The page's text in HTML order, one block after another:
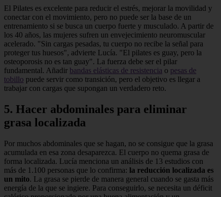
El Pilates es excelente para reducir el estrés, mejorar la movilidad y
conectar con el movimiento, pero no puede ser la base de un
entrenamiento si se busca un cuerpo fuerte y musculado. A partir de
los 40 años, las mujeres sufren un envejecimiento neuromuscular
acelerado. "Sin cargas pesadas, tu cuerpo no recibe la señal para
proteger tus huesos", advierte Lucía. "El pilates es guay, pero la
osteoporosis no es tan guay". La fuerza debe ser el pilar
fundamental. Añadir bandas elásticas de resistencia o pesas de
tobillo puede servir como transición, pero el objetivo es llegar a
trabajar con cargas que supongan un verdadero reto.
5. Hacer abdominales para eliminar
grasa localizada
Por muchos abdominales que se hagan, no se consigue que la grasa
acumulada en esa zona desaparezca. El cuerpo no quema grasa de
forma localizada. Lucía menciona un análisis de 13 estudios con
más de 1.100 personas que lo confirma: la reducción localizada es
un mito. La grasa se pierde de manera general cuando se gasta más
energía de la que se ingiere. Para conseguirlo, se necesita un déficit